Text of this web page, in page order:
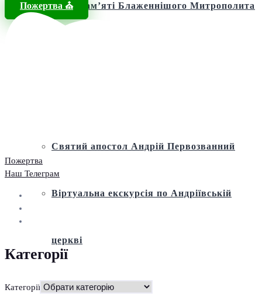
Фонд пам’яті Блаженнішого Митрополита
Святий апостол Андрій Первозванний
Віртуальна екскурсія по Андріївській
церкві
Історія
Пожертва ⛪️
Пожертва
Наш Телеграм
Категорії
Категорії